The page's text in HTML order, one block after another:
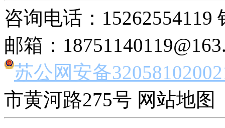
咨询电话：15262554119
邮箱：
苏公网安备
市黄河路275号 网站地图